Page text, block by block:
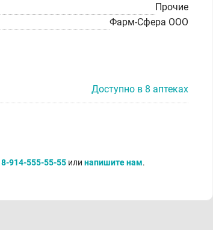
Прочие
Фарм-Сфера ООО
Доступно в 8 аптеках
8-914-555-55-55 или напишите нам.